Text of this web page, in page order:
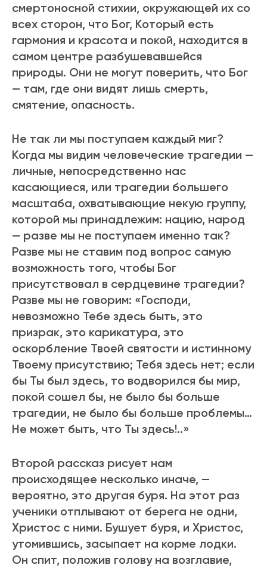
смертоносной стихии, окружающей их со
всех сторон, что Бог, Котоpый есть
гармония и красота и покой, находится в
самом центре разбушевавшейся
природы. Они не могут поверить, что Бог
— там, где они видят лишь смерть,
смятение, опасность.
Не так ли мы поступаем каждый миг?
Когда мы видим человеческие трагедии —
личные, непосpедственно нас
касающиеся, или трагедии большего
масштаба, охватывающие некую группу,
которой мы принадлежим: нацию, народ
— разве мы не поступаем именно так?
Разве мы не ставим под вопрос самую
возможность того, чтобы Бог
присутствовал в сердцевине трагедии?
Разве мы не говорим: «Господи,
невозможно Тебе здесь быть, это
призрак, это карикатура, это
оскорбление Твоей святости и истинному
Твоему присутствию; Тебя здесь нет; если
бы Ты был здесь, то водворился бы мир,
покой сошел бы, не было бы больше
трагедии, не было бы больше проблемы…
Не может быть, что Ты здесь!..»
Второй рассказ рисует нам
происходящее несколько иначе, —
вероятно, это другая буря. На этот pаз
ученики отплывают от берега не одни,
Хpистос с ними. Бушует буря, и Хpистос,
утомившись, засыпает на коpме лодки.
Он спит, положив голову на возглавие,